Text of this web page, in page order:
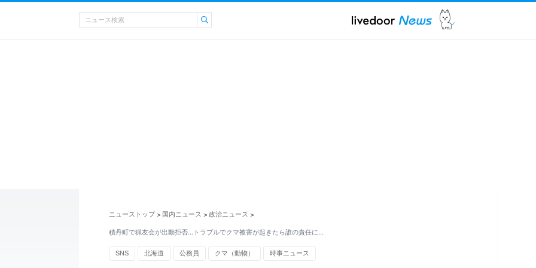
ニューストップ > 国内ニュース > 政治ニュース >
積丹町で猟友会が出動拒否…トラブルでクマ被害が起きたら誰の責任に…
SNS 北海道 公務員 クマ（動物） 時事ニュース